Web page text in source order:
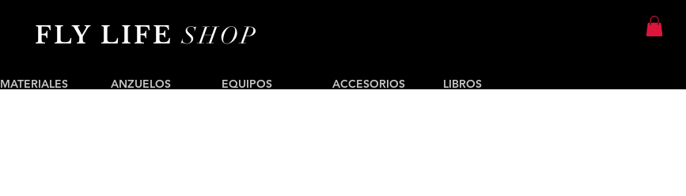
FLY LIFESHOP
MATERIALES ANZUELOS EQUIPOS ACCESORIOS LIBROS